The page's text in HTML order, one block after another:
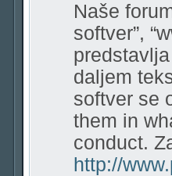
Naše
softver”,
daljem
softver se
them in
conduct.
http://